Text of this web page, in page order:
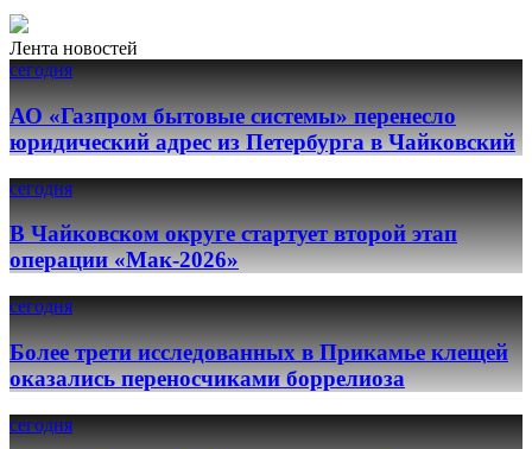
Лента новостей
сегодня
АО «Газпром бытовые системы» перенесло
юридический адрес из Петербурга в Чайковский
сегодня
В Чайковском округе стартует второй этап
операции «Мак-2026»
сегодня
Более трети исследованных в Прикамье клещей
оказались переносчиками боррелиоза
сегодня